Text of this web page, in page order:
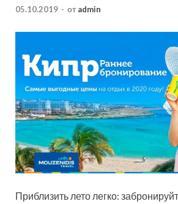
05.10.2019 - от admin
Приблизить лето легко: